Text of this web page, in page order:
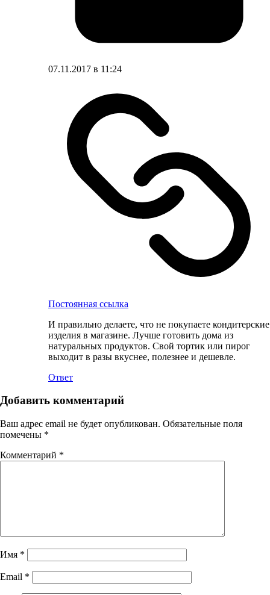
07.11.2017 в 11:24
Постоянная ссылка
И правильно делаете, что не покупаете кондитерские
изделия в магазине. Лучше готовить дома из
натуральных продуктов. Свой тортик или пирог
выходит в разы вкуснее, полезнее и дешевле.
Ответ
Добавить комментарий
Ваш адрес email не будет опубликован. Обязательные поля
помечены *
Комментарий *
Имя *
Email *